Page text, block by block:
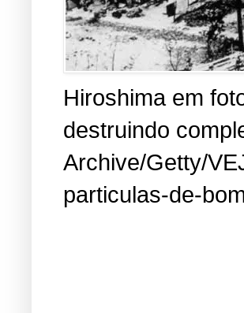
Hiroshima em
destruindo
Archive/Getty/
particulas-de-